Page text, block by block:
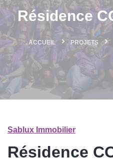
Résidence
ACCUEIL PROJETS
Sablux Immobilier
Résidence